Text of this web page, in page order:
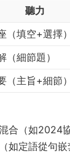
聽力
（填空+選擇）
（細節題）
（主旨+細節）
合（如2024
如定語從句